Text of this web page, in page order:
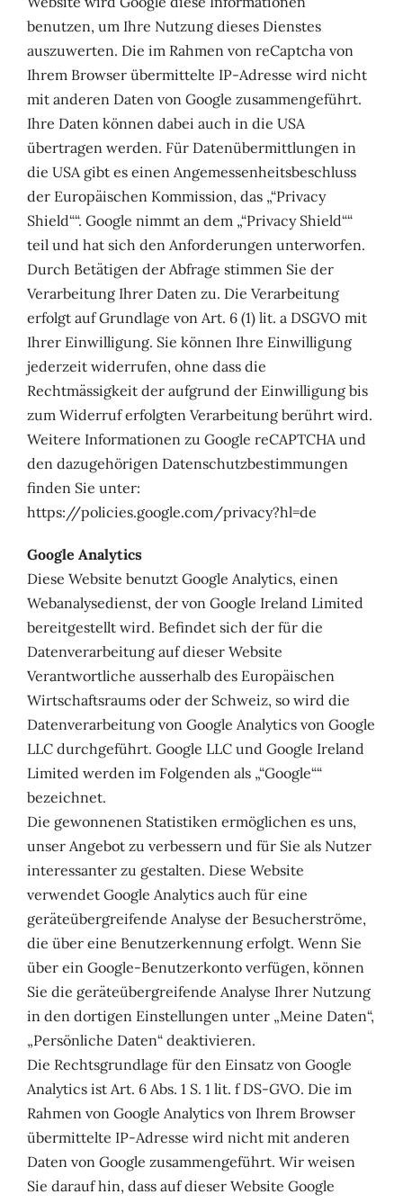
benutzen, um Ihre Nutzung dieses Dienstes
auszuwerten. Die im Rahmen von reCaptcha von
Ihrem Browser übermittelte IP-Adresse wird nicht
mit anderen Daten von Google zusammengeführt.
Ihre Daten können dabei auch in die USA
übertragen werden. Für Datenübermittlungen in
die USA gibt es einen Angemessenheitsbeschluss
der Europäischen Kommission, das „“Privacy
Shield““. Google nimmt an dem „“Privacy Shield““
teil und hat sich den Anforderungen unterworfen.
Durch Betätigen der Abfrage stimmen Sie der
Verarbeitung Ihrer Daten zu. Die Verarbeitung
erfolgt auf Grundlage von Art. 6 (1) lit. a DSGVO mit
Ihrer Einwilligung. Sie können Ihre Einwilligung
jederzeit widerrufen, ohne dass die
Rechtmässigkeit der aufgrund der Einwilligung bis
zum Widerruf erfolgten Verarbeitung berührt wird.
Weitere Informationen zu Google reCAPTCHA und
den dazugehörigen Datenschutzbestimmungen
finden Sie unter:
https://policies.google.com/privacy?hl=de
Google Analytics
Diese Website benutzt Google Analytics, einen
Webanalysedienst, der von Google Ireland Limited
bereitgestellt wird. Befindet sich der für die
Datenverarbeitung auf dieser Website
Verantwortliche ausserhalb des Europäischen
Wirtschaftsraums oder der Schweiz, so wird die
Datenverarbeitung von Google Analytics von Google
LLC durchgeführt. Google LLC und Google Ireland
Limited werden im Folgenden als „“Google““
bezeichnet.
Die gewonnenen Statistiken ermöglichen es uns,
unser Angebot zu verbessern und für Sie als Nutzer
interessanter zu gestalten. Diese Website
verwendet Google Analytics auch für eine
geräteübergreifende Analyse der Besucherströme,
die über eine Benutzerkennung erfolgt. Wenn Sie
über ein Google-Benutzerkonto verfügen, können
Sie die geräteübergreifende Analyse Ihrer Nutzung
in den dortigen Einstellungen unter „Meine Daten“,
„Persönliche Daten“ deaktivieren.
Die Rechtsgrundlage für den Einsatz von Google
Analytics ist Art. 6 Abs. 1 S. 1 lit. f DS-GVO. Die im
Rahmen von Google Analytics von Ihrem Browser
übermittelte IP-Adresse wird nicht mit anderen
Daten von Google zusammengeführt. Wir weisen
Sie darauf hin, dass auf dieser Website Google